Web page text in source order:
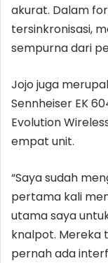
akurat. Dalam
tersinkronisasi,
sempurna dari
Jojo juga
Sennheiser EK
Evolution
empat unit.
“Saya sudah
pertama kali
utama saya
knalpot. Mereka
pernah ada